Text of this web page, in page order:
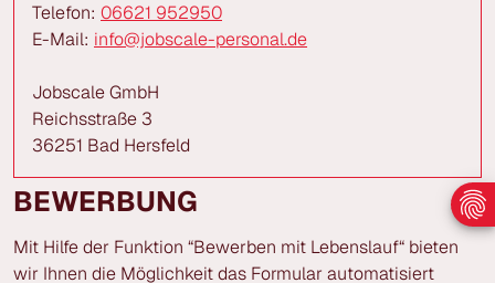
Telefon: 06621 952950
E-Mail: info@jobscale-personal.de
Jobscale GmbH
Reichsstraße 3
36251 Bad Hersfeld
BEWERBUNG
Mit Hilfe der Funktion “Bewerben mit Lebenslauf“ bieten
wir Ihnen die Möglichkeit das Formular automatisiert